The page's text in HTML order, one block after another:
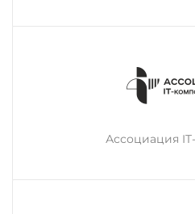
Ассоциация